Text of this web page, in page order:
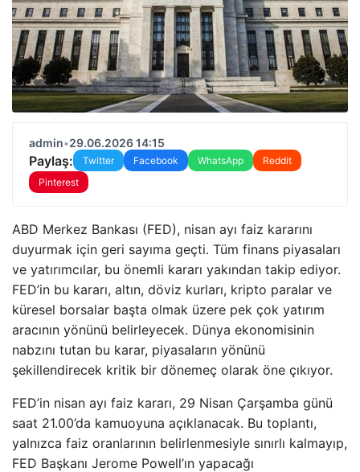
admin•29.06.2026 14:15
Paylaş: Twitter Facebook WhatsApp
Reddit
Pinterest
ABD Merkez Bankası (FED), nisan ayı faiz kararını
duyurmak için geri sayıma geçti. Tüm finans piyasaları
ve yatırımcılar, bu önemli kararı yakından takip ediyor.
FED’in bu kararı, altın, döviz kurları, kripto paralar ve
küresel borsalar başta olmak üzere pek çok yatırım
aracının yönünü belirleyecek. Dünya ekonomisinin
nabzını tutan bu karar, piyasaların yönünü
şekillendirecek kritik bir dönemeç olarak öne çıkıyor.
FED’in nisan ayı faiz kararı, 29 Nisan Çarşamba günü
saat 21.00’da kamuoyuna açıklanacak. Bu toplantı,
yalnızca faiz oranlarının belirlenmesiyle sınırlı kalmayıp,
FED Başkanı Jerome Powell’ın yapacağı